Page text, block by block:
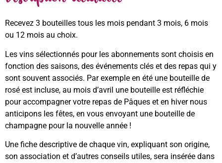
Recevez 3 bouteilles tous les mois pendant 3 mois, 6 mois
ou 12 mois au choix.
Les vins sélectionnés pour les abonnements sont choisis en
fonction des saisons, des événements clés et des repas qui y
sont souvent associés. Par exemple en été une bouteille de
rosé est incluse, au mois d’avril une bouteille est réfléchie
pour accompagner votre repas de Pâques et en hiver nous
anticipons les fêtes, en vous envoyant une bouteille de
champagne pour la nouvelle année !
Une fiche descriptive de chaque vin, expliquant son origine,
son association et d’autres conseils utiles, sera insérée dans